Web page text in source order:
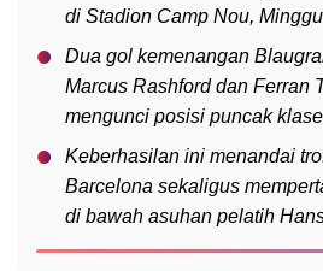
di Stadion Camp Nou,
Dua gol kemenangan
Marcus Rashford dan Ferran
mengunci posisi puncak
Keberhasilan ini menandai
Barcelona sekaligus
di bawah asuhan pelatih